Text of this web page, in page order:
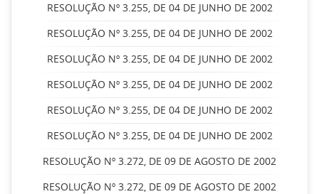
RESOLUÇÃO Nº 3.255, DE 04 DE JUNHO DE 2002
RESOLUÇÃO Nº 3.255, DE 04 DE JUNHO DE 2002
RESOLUÇÃO Nº 3.255, DE 04 DE JUNHO DE 2002
RESOLUÇÃO Nº 3.255, DE 04 DE JUNHO DE 2002
RESOLUÇÃO Nº 3.255, DE 04 DE JUNHO DE 2002
RESOLUÇÃO Nº 3.255, DE 04 DE JUNHO DE 2002
RESOLUÇÃO Nº 3.272, DE 09 DE AGOSTO DE 2002
RESOLUÇÃO Nº 3.272, DE 09 DE AGOSTO DE 2002